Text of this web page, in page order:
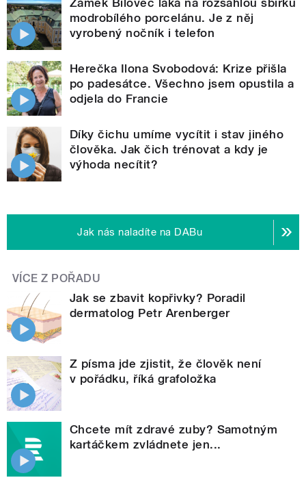
Zámek Bílovec láká na rozsáhlou sbírku
modrobílého porcelánu. Je z něj
vyrobený nočník i telefon
Herečka Ilona Svobodová: Krize přišla
po padesátce. Všechno jsem opustila a
odjela do Francie
Díky čichu umíme vycítit i stav jiného
člověka. Jak čich trénovat a kdy je
výhoda necítit?
Jak nás naladíte na DABu
VÍCE Z POŘADU
Jak se zbavit kopřivky? Poradil
dermatolog Petr Arenberger
Z písma jde zjistit, že člověk není
v pořádku, říká grafoložka
Chcete mít zdravé zuby? Samotným
kartáčkem zvládnete jen...